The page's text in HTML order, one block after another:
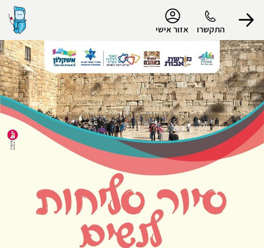
התקשרו אזור אישי
הפרופיל שלי
התנתק